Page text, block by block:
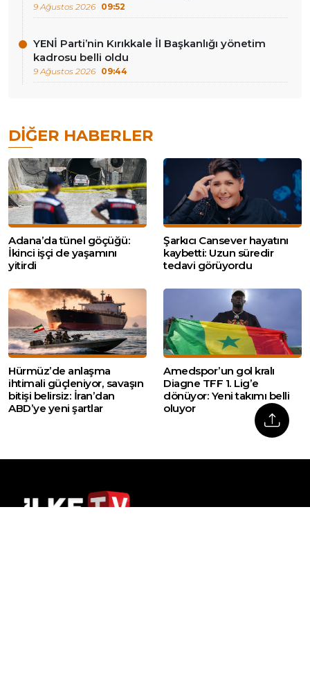
9 Ağustos 2026 09:52
YENİ Parti’nin Kırıkkale İl Başkanlığı yönetim
kadrosu belli oldu
9 Ağustos 2026 09:44
DIĞER HABERLER
Adana’da tünel göçüğü:
İkinci işçi de yaşamını
yitirdi
Şarkıcı Cansever hayatını
kaybetti: Uzun süredir
tedavi görüyordu
Hürmüz’de anlaşma
ihtimali güçleniyor, savaşın
bitişi belirsiz: İran’dan
ABD’ye yeni şartlar
Amedspor’un gol kralı
Diagne TFF 1. Lig’e
dönüyor: Yeni takımı belli
oluyor